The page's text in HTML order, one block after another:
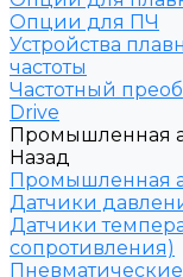
Опции для ПЧ
Устройства
частоты
Частотный
Drive
Промышленная
Назад
Промышленная
Датчики
Датчики
сопротивления)